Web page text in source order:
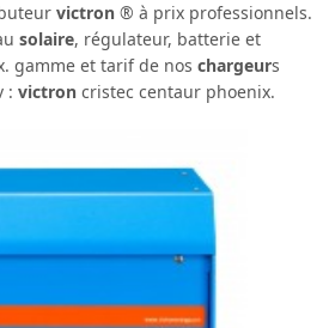
victron ® à prix professionnels.
solaire, régulateur, batterie et
gamme et tarif de noschargeurs
:victron cristec centaur phoenix.